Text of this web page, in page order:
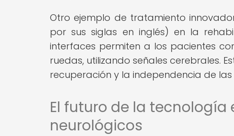
Otro ejemplo de tratamiento
por sus siglas en inglés) en la
interfaces permiten a los pacientes
ruedas, utilizando señales cerebrales.
recuperación y la independencia de
El futuro de la
neurológicos